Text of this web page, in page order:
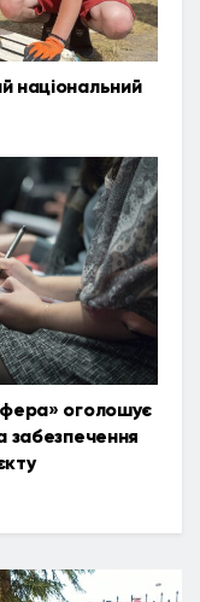
національний
оголошує
забезпечення